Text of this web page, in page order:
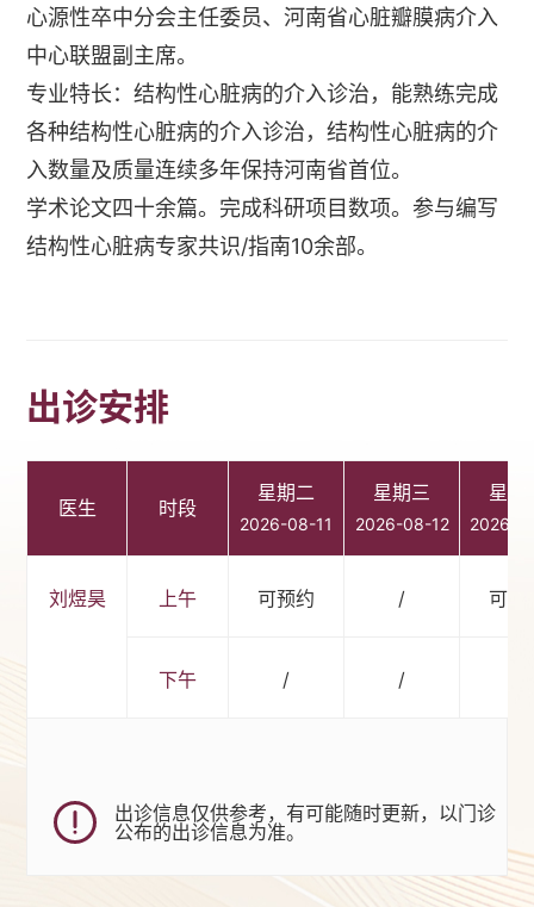
心源性卒中分会主任委员、河南省心脏瓣膜病介入
中心联盟副主席。
专业特长：结构性心脏病的介入诊治，能熟练完成
各种结构性心脏病的介入诊治，结构性心脏病的介
入数量及质量连续多年保持河南省首位。
学术论文四十余篇。完成科研项目数项。参与编写
结构性心脏病专家共识/指南10余部。
出诊安排
医生 时段
星期二
2026-08-11
星期三
2026-08-12
星期
2026-
刘煜昊 上午 可预约 / 可预
下午 / /
出诊信息仅供参考，有可能随时更新，以门诊
公布的出诊信息为准。